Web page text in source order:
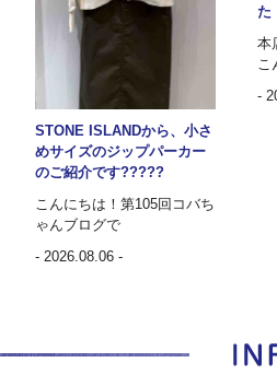
STONE ISLANDから、小さ
めサイズのジップパーカー
のご紹介です?????
こんにちは！第105回コバち
ゃんブログで
- 2026.08.06 -
た
本
こ
-